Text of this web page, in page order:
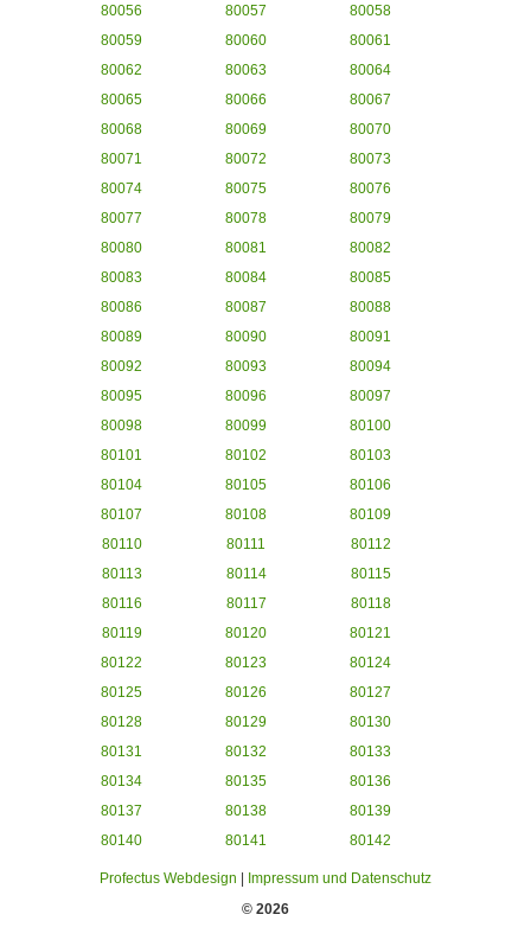
80056
80057
80058
80059
80060
80061
80062
80063
80064
80065
80066
80067
80068
80069
80070
80071
80072
80073
80074
80075
80076
80077
80078
80079
80080
80081
80082
80083
80084
80085
80086
80087
80088
80089
80090
80091
80092
80093
80094
80095
80096
80097
80098
80099
80100
80101
80102
80103
80104
80105
80106
80107
80108
80109
80110
80111
80112
80113
80114
80115
80116
80117
80118
80119
80120
80121
80122
80123
80124
80125
80126
80127
80128
80129
80130
80131
80132
80133
80134
80135
80136
80137
80138
80139
80140
80141 80142
Profectus Webdesign
Impressum und Datenschutz
© 2026